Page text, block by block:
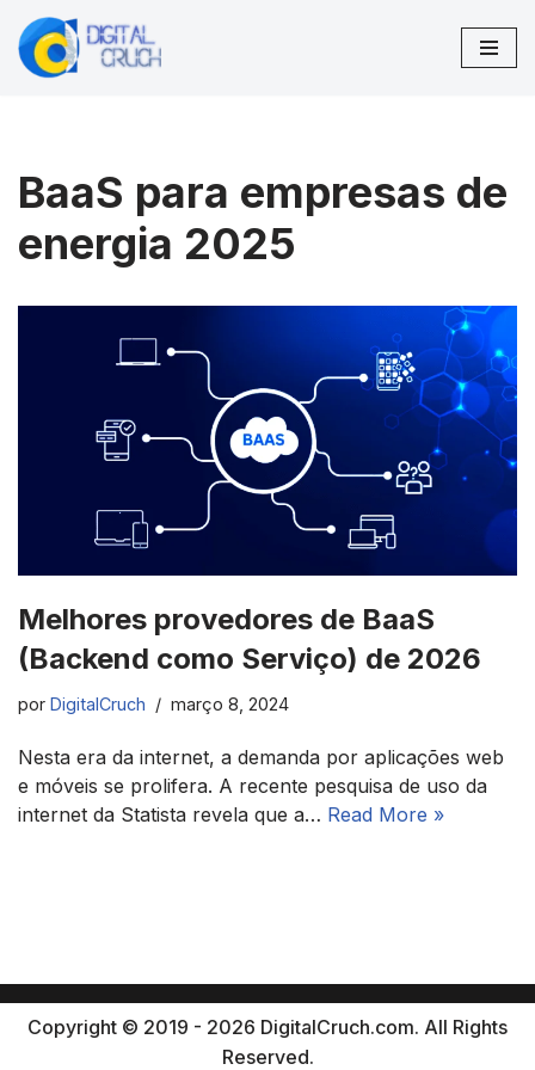
Pular
BaaS para empresas de
energia 2025
Melhores provedores de BaaS
(Backend como Serviço) de 2026
por DigitalCruch março 8, 2024
Nesta era da internet, a demanda por aplicações web
e móveis se prolifera. A recente pesquisa de uso da
internet da Statista revela que a… Read More »
Copyright © 2019 - 2026 DigitalCruch.com. All Rights
Reserved.